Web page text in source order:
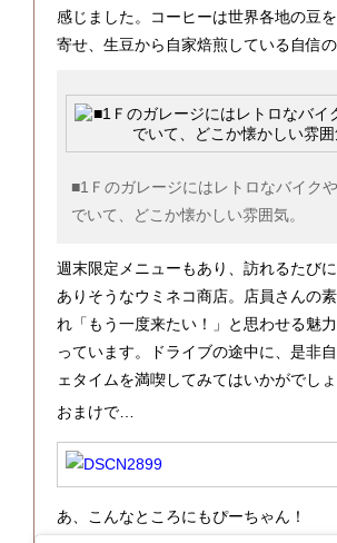
感じました。コーヒーは世界各地の豆
寄せ、生豆から自家焙煎している自信
■1Ｆのガレージにはレトロなバイク
でいて、どこか懐かしい雰囲気。
週末限定メニューもあり、訪れるたび
ありそうなウミネコ商店。店員さんの
れ「もう一度来たい！」と思わせる魅
っています。ドライブの途中に、是非
ェタイムを満喫してみてはいかがでし
おまけで…
あ、こんなところにもぴーちゃん！